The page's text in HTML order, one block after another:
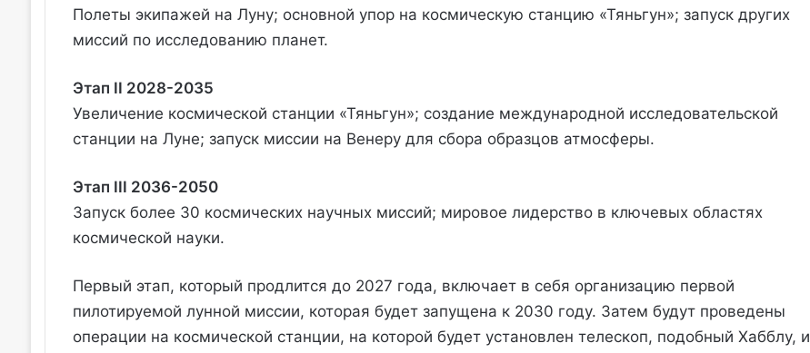
Полеты экипажей на Луну; основной упор на космическую станцию «Тяньгун»; запуск других
миссий по исследованию планет.
Этап II 2028-2035
Увеличение космической станции «Тяньгун»; создание международной исследовательской
станции на Луне; запуск миссии на Венеру для сбора образцов атмосферы.
Этап III 2036-2050
Запуск более 30 космических научных миссий; мировое лидерство в ключевых областях
космической науки.
Первый этап, который продлится до 2027 года, включает в себя организацию первой
пилотируемой лунной миссии, которая будет запущена к 2030 году. Затем будут проведены
операции на космической станции, на которой будет установлен телескоп, подобный Хабблу, и